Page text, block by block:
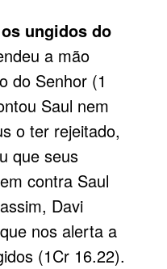
ungidos do
a mão
do Senhor (1
Saul nem
o ter rejeitado,
que seus
contra Saul
Davi
nos alerta a
(1Cr 16.22).